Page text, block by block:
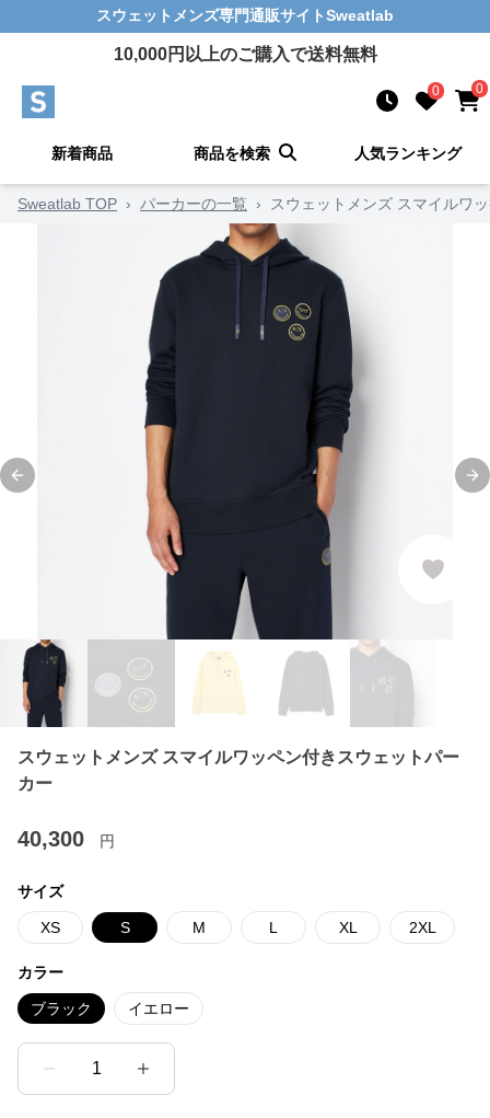
スウェットメンズ専門通販サイトSweatlab
10,000円以上のご購入で送料無料
0 0
新着商品 商品を検索 人気ランキング
Sweatlab TOP › パーカーの一覧 › スウェットメンズ スマイルワ
Previous slide
スウェットメンズ スマイルワッペン付きスウェットパー
カー
40,300 円
サイズ
XS S M L XL 2XL
カラー
ブラック イエロー
1